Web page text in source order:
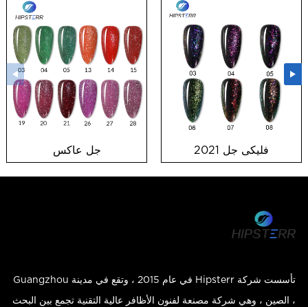
فليكى جل 2021 جل عاكس
تأسست شركة Hipsterr في عام 2015 ، وتقع في مدينة Guangzhou
، الصين ، وهي شركة مصنعة لفنون الأظافر عالية التقنية تجمع بين البحث